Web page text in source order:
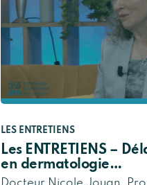
LES ENTRETIENS
Les ENTRETIENS –
en dermatologie…